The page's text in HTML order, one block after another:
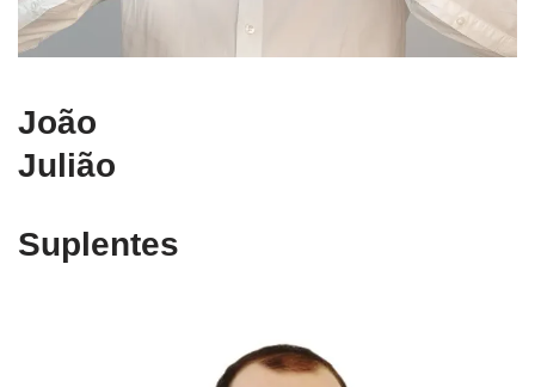
João
Julião
Suplentes